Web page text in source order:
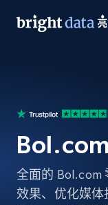
全面的 Bol.com
效果、优化媒